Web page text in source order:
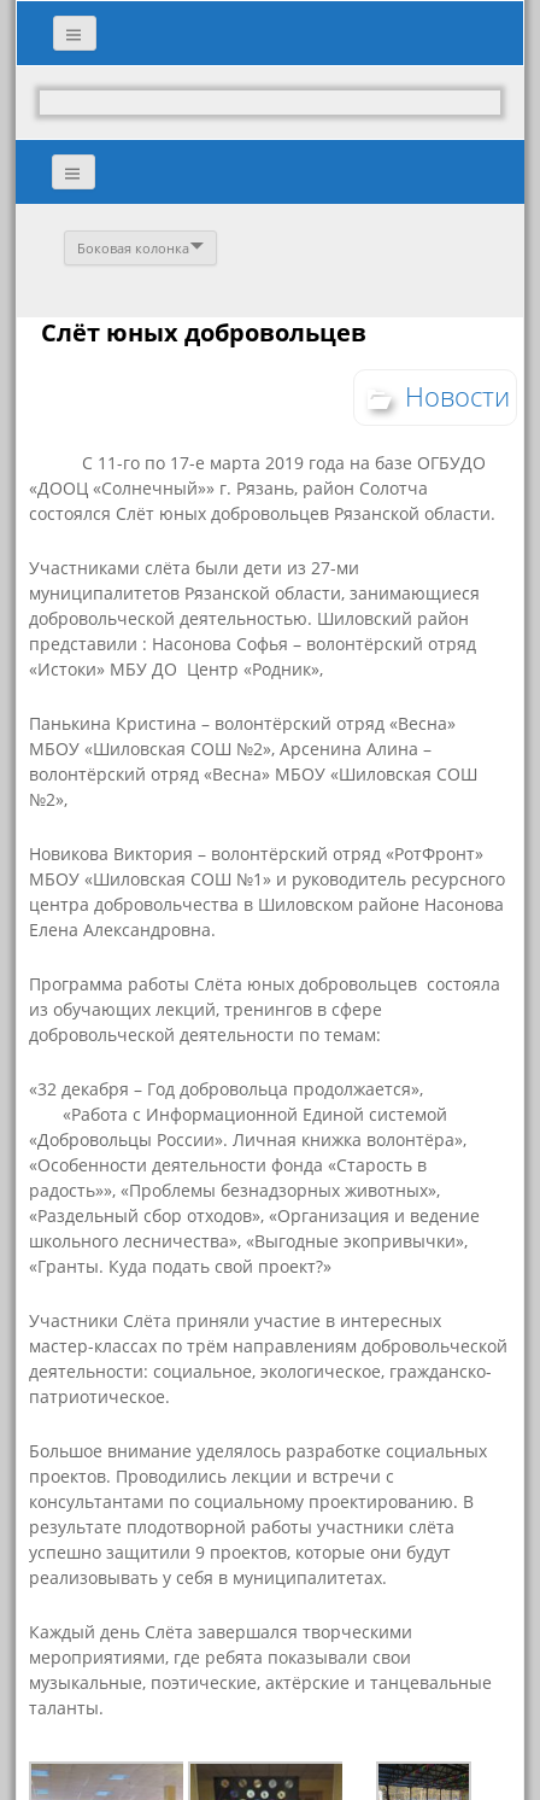
Боковая колонка
Слёт юных добровольцев
Новости
С 11-го по 17-е марта 2019 года на базе ОГБУДО
«ДООЦ «Солнечный»» г. Рязань, район Солотча
состоялся Слёт юных добровольцев Рязанской области.
Участниками слёта были дети из 27-ми
муниципалитетов Рязанской области, занимающиеся
добровольческой деятельностью. Шиловский район
представили : Насонова Софья – волонтёрский отряд
«Истоки» МБУ ДО Центр «Родник»,
Панькина Кристина – волонтёрский отряд «Весна»
МБОУ «Шиловская СОШ №2», Арсенина Алина –
волонтёрский отряд «Весна» МБОУ «Шиловская СОШ
№2»,
Новикова Виктория – волонтёрский отряд «РотФронт»
МБОУ «Шиловская СОШ №1» и руководитель ресурсного
центра добровольчества в Шиловском районе Насонова
Елена Александровна.
Программа работы Слёта юных добровольцев состояла
из обучающих лекций, тренингов в сфере
добровольческой деятельности по темам:
«32 декабря – Год добровольца продолжается»,
«Работа с Информационной Единой системой
«Добровольцы России». Личная книжка волонтёра»,
«Особенности деятельности фонда «Старость в
радость»», «Проблемы безнадзорных животных»,
«Раздельный сбор отходов», «Организация и ведение
школьного лесничества», «Выгодные экопривычки»,
«Гранты. Куда подать свой проект?»
Участники Слёта приняли участие в интересных
мастер-классах по трём направлениям добровольческой
деятельности: социальное, экологическое, гражданско-
патриотическое.
Большое внимание уделялось разработке социальных
проектов. Проводились лекции и встречи с
консультантами по социальному проектированию. В
результате плодотворной работы участники слёта
успешно защитили 9 проектов, которые они будут
реализовывать у себя в муниципалитетах.
Каждый день Слёта завершался творческими
мероприятиями, где ребята показывали свои
музыкальные, поэтические, актёрские и танцевальные
таланты.